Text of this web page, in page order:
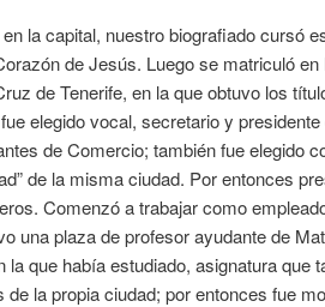
la capital, nuestro biografiado cursó
de Jesús. Luego se matriculó
de Tenerife, en la que obtuvo los
elegido vocal, secretario y
de Comercio; también fue elegido
de la misma ciudad. Por entonces
Comenzó a trabajar como
una plaza de profesor ayudante de
la que había estudiado, asignatura que
de la propia ciudad; por entonces fue